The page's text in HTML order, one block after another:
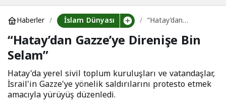
Haberler İslam Dünyası
“Hatay’dan
Gazze’ye Direnişe
Bin Selam”
“Hatay’dan Gazze’ye Direnişe Bin
Selam”
Hatay'da yerel sivil toplum kuruluşları ve vatandaşlar,
İsrail'in Gazze'ye yönelik saldırılarını protesto etmek
amacıyla yürüyüş düzenledi.